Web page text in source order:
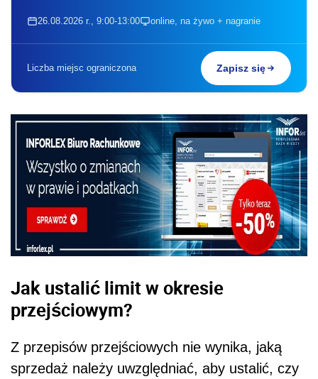
26.08.2026 r., 9:00-13:00 online, na żywo + nagranie
Liczba miejsc ograniczona Zapisz się
Jak ustalić limit w okresie
przejściowym?
Z przepisów przejściowych nie wynika, jaką
sprzedaż należy uwzględniać, aby ustalić, czy